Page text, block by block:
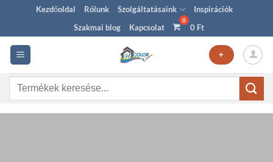
content
Kezdőoldal Rólunk Szolgáltatásaink
Inspirációk
Szakmai blog
Kapcsolat 0 Ft
+
Keresés